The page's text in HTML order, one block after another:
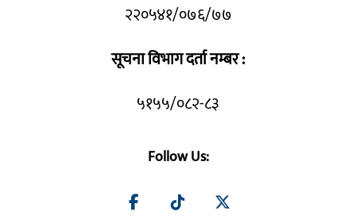
२२०५४१/०७६/७७
सूचना विभाग दर्ता नम्बर :
५१५५/०८२-८३
Follow Us: